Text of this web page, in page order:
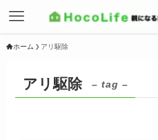
ホーム アリ駆除
アリ駆除 – tag –